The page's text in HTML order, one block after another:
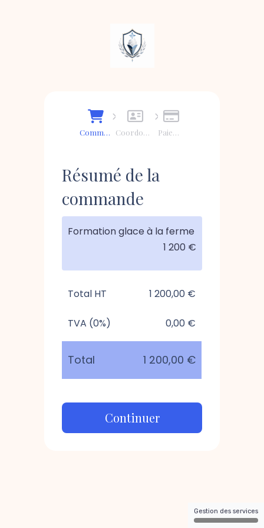
Commande Coordonnées Paiement
Résumé de la
commande
Formation glace à la ferme
1 200 €
Total HT 1 200,00 €
TVA (0%) 0,00 €
Total 1 200,00 €
Continuer
Gestion des services